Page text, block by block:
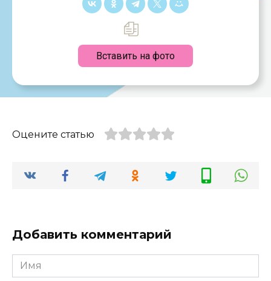
Вставить на фото
Оцените статью
Добавить комментарий
Имя
*